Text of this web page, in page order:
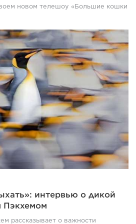
him,
flat,
and
four
giraffes
roam
behind
them
both.
новом телешоу «Большие кошки
One
king
penguin
stands
tall
and
sharp
amid
blurred
colony
of
other
has
a
интервью о дикой
Пэкхемом
рассказывает о важности